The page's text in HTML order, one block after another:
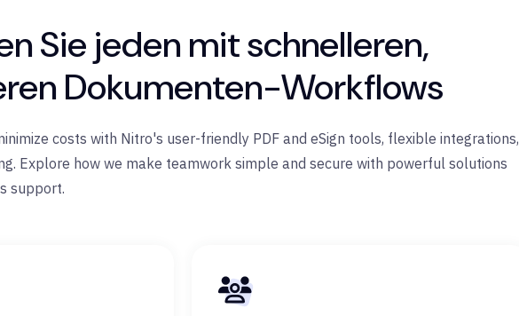
Sie jeden mit schnelleren,
Dokumenten-Workflows
costs with Nitro's user-friendly PDF and eSign tools, flexible integrations,
Explore how we make teamwork simple and secure with powerful solutions
support.